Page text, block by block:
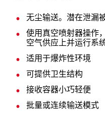
无尘输送。潜在泄漏
使用真空喷射器操作
空气供应上并运行系
适用于爆炸性环境
可提供卫生结构
接收容器小巧轻便
批量或连续输送模式